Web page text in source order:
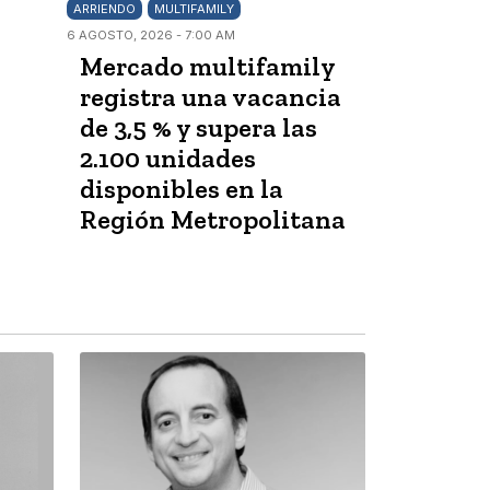
ARRIENDO
MULTIFAMILY
6 AGOSTO, 2026 - 7:00 AM
Mercado multifamily
registra una vacancia
de 3,5 % y supera las
2.100 unidades
disponibles en la
Región Metropolitana